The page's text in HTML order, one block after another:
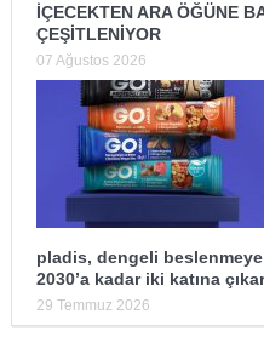
İÇECEKTEN ARA ÖĞÜNE
ÇEŞİTLENİYOR
07 Ağustos 2026
pladis, dengeli
2030’a kadar iki katına
29 Temmuz 2026